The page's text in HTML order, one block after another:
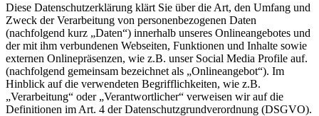
Diese Datenschutzerklärung klärt Sie über die Art, den Umfang und
Zweck der Verarbeitung von personenbezogenen Daten
(nachfolgend kurz „Daten“) innerhalb unseres Onlineangebotes und
der mit ihm verbundenen Webseiten, Funktionen und Inhalte sowie
externen Onlinepräsenzen, wie z.B. unser Social Media Profile auf.
(nachfolgend gemeinsam bezeichnet als „Onlineangebot“). Im
Hinblick auf die verwendeten Begrifflichkeiten, wie z.B.
„Verarbeitung“ oder „Verantwortlicher“ verweisen wir auf die
Definitionen im Art. 4 der Datenschutzgrundverordnung (DSGVO).